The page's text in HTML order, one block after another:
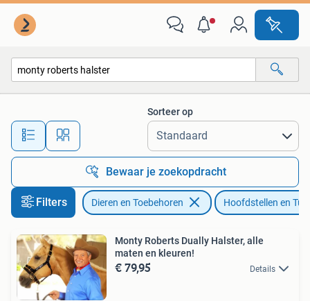
Alle afstanden…
Sorteer op
Bewaar je zoekopdracht
Filters Dieren en Toebehoren Hoofdstellen en
Monty Roberts Dually Halster, alle
maten en kleuren!
€ 79,95 Details